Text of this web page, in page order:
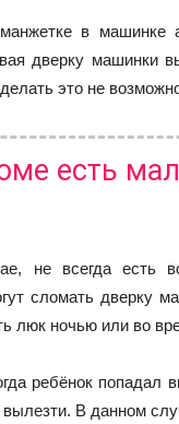
в машинке
дверку машинки
это не
есть
не всегда есть
сломать дверку
люк ночью или во
ребёнок попадал
В данном